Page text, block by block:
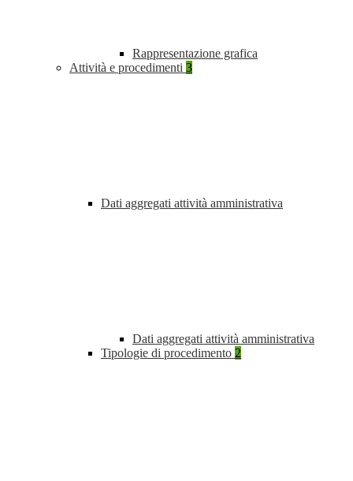
Rappresentazione grafica
Attività e procedimenti 3
Dati aggregati attività amministrativa
Dati aggregati attività amministrativa
Tipologie di procedimento 2